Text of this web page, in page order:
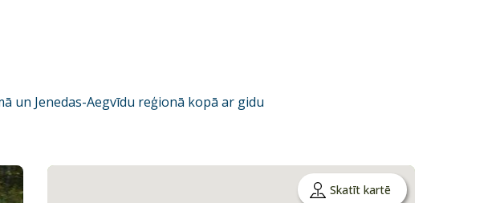
un Jenedas-Aegvīdu reģionā kopā ar gidu
Skatīt kartē